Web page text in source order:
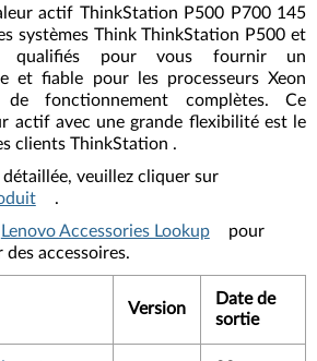
actif ThinkStation P500 P700 145
systèmes Think ThinkStation P500 et
qualifiés pour vous fournir un
et fiable pour les processeurs Xeon
fonctionnement complètes. Ce
actif avec une grande flexibilité est le
clients ThinkStation .
veuillez cliquer sur
.
Lenovo Accessories Lookup
pour
accessoires.
Version
Date de
sortie